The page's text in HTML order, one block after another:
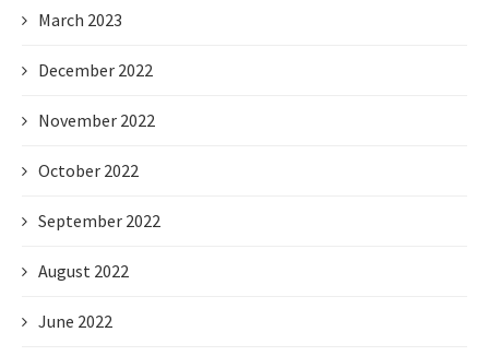
March 2023
December 2022
November 2022
October 2022
September 2022
August 2022
June 2022